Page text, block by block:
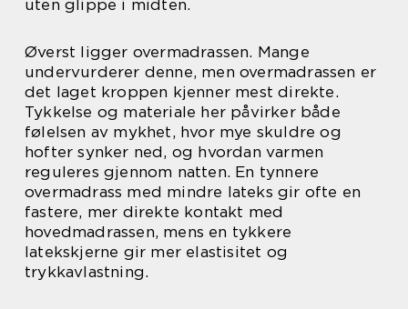
uten glippe i midten.
Øverst ligger overmadrassen. Mange
undervurderer denne, men overmadrassen er
det laget kroppen kjenner mest direkte.
Tykkelse og materiale her påvirker både
følelsen av mykhet, hvor mye skuldre og
hofter synker ned, og hvordan varmen
reguleres gjennom natten. En tynnere
overmadrass med mindre lateks gir ofte en
fastere, mer direkte kontakt med
hovedmadrassen, mens en tykkere
latekskjerne gir mer elastisitet og
trykkavlastning.